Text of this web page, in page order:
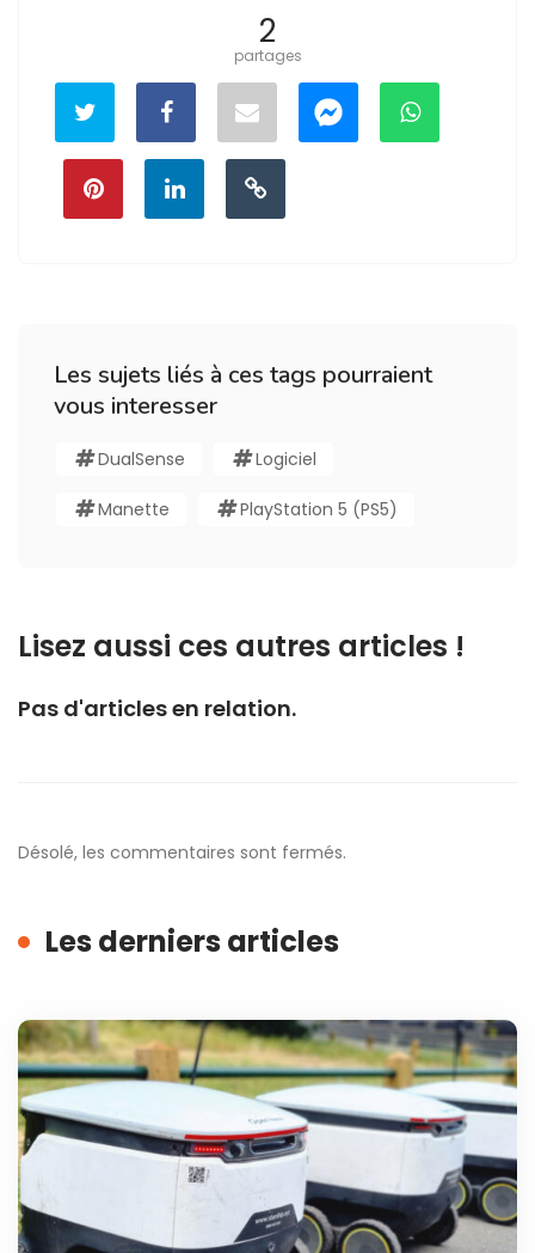
2
partages
Les sujets liés à ces tags pourraient
vous interesser
DualSense Logiciel
Manette PlayStation 5 (PS5)
Lisez aussi ces autres articles !
Pas d'articles en relation.
Désolé, les commentaires sont fermés.
Les derniers articles